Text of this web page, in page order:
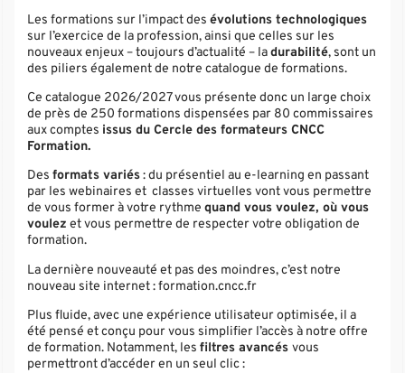
Les formations sur l’impact desévolutions technologiques
sur l’exercice de la profession, ainsi que celles sur les
nouveaux enjeux – toujours d’actualité – ladurabilité, sont un
des piliers également de notre catalogue de formations.
Ce catalogue 2026/2027 vous présente donc un large choix
de près de 250 formations dispensées par 80 commissaires
aux comptes issus du Cercle des formateurs CNCC
Formation.
Desformats variés:du présentiel au e-learning en passant
par les webinaires et classes virtuelles vont vous permettre
de vous former à votre rythmequand vous voulez, où vous
voulez et vous permettre de respecter votre obligation de
formation.
La dernière nouveauté et pas des moindres, c’est notre
nouveau site internet :formation.cncc.fr
Plus fluide, avec une expérience utilisateur optimisée, il a
été pensé et conçu pour vous simplifier l’accès à notre offre
de formation. Notamment, lesfiltres avancésvous
permettront d’accéder en un seul clic :